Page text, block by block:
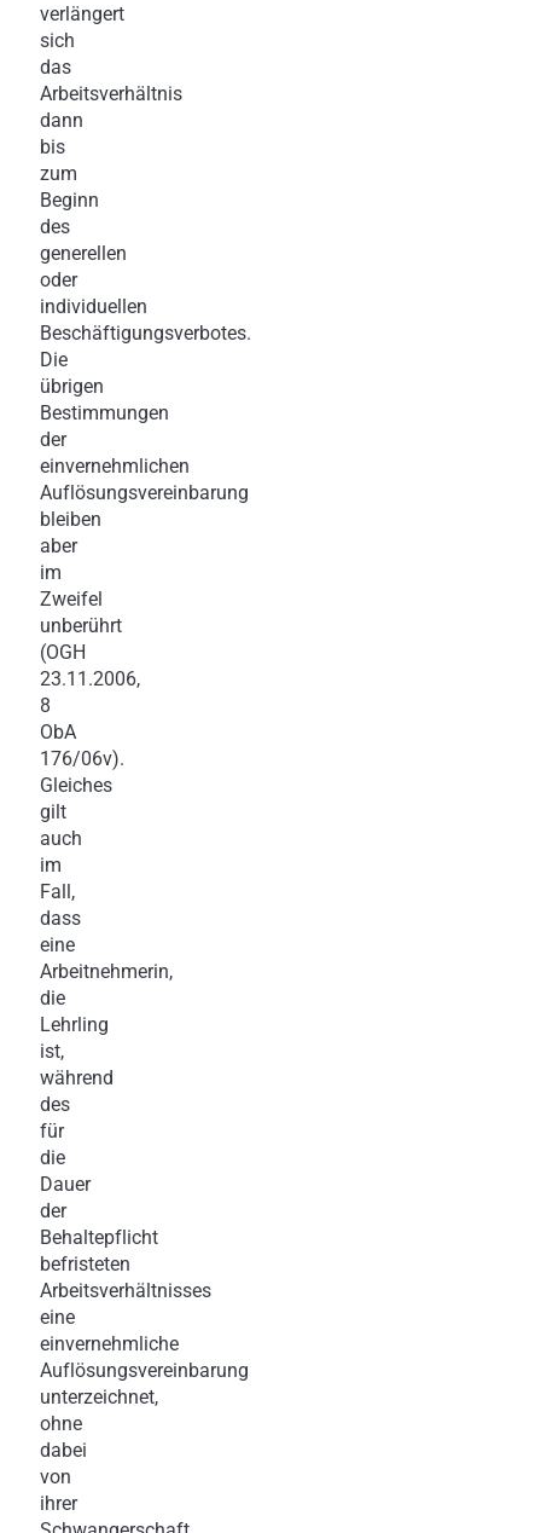
verlängert
sich
das
Arbeitsverhältnis
dann
bis
zum
Beginn
des
generellen
oder
individuellen
Beschäftigungsverbotes.
Die
übrigen
Bestimmungen
der
einvernehmlichen
Auflösungsvereinbarung
bleiben
aber
im
Zweifel
unberührt
(OGH
23.11.2006,
8
ObA
176/06v).
Gleiches
gilt
auch
im
Fall,
dass
eine
Arbeitnehmerin,
die
Lehrling
ist,
während
des
für
die
Dauer
der
Behaltepflicht
befristeten
Arbeitsverhältnisses
eine
einvernehmliche
Auflösungsvereinbarung
unterzeichnet,
ohne
dabei
von
ihrer